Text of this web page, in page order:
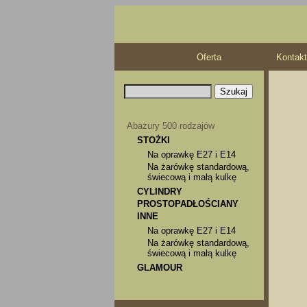
Oferta Kontakt
Abażury 500 rodzajów
STOŻKI
Na oprawkę E27 i E14
Na żarówkę standardową,
świecową i małą kulkę
CYLINDRY
PROSTOPADŁOŚCIANY
INNE
Na oprawkę E27 i E14
Na żarówkę standardową,
świecową i małą kulkę
GLAMOUR